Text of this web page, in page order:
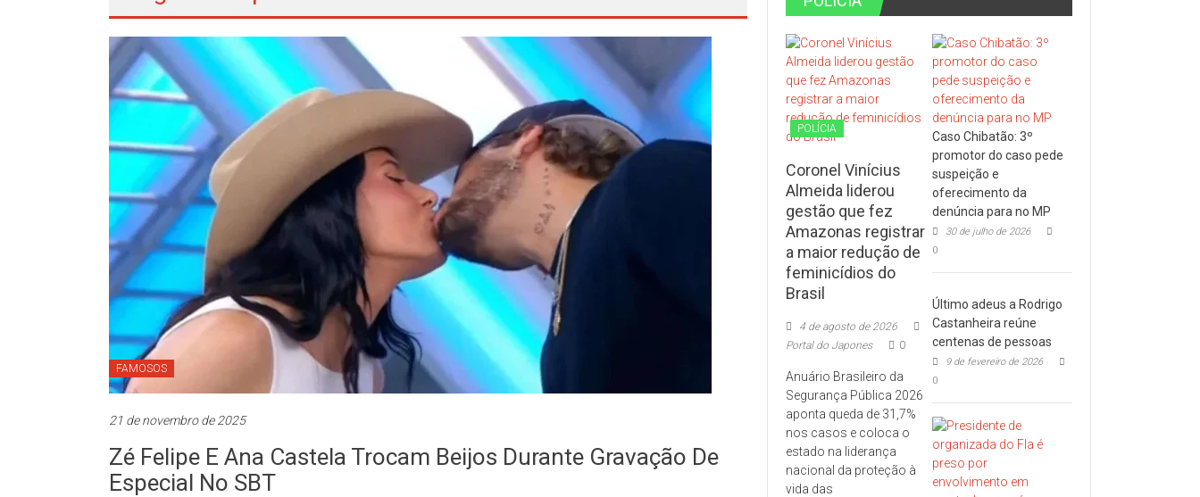
FAMOSOS
21 de novembro de 2025
Zé Felipe E Ana Castela Trocam Beijos Durante Gravação De
Especial No SBT
POLÍCIA
Coronel Vinícius
Almeida liderou
gestão que fez
Amazonas registrar
a maior redução de
feminicídios do
Brasil
4 de agosto de 2026
Portal do Japones
0
Anuário Brasileiro da
Segurança Pública 2026
aponta queda de 31,7%
nos casos e coloca o
estado na liderança
nacional da proteção à
vida das
Caso Chibatão: 3º
promotor do caso pede
suspeição e
oferecimento da
denúncia para no MP
30 de julho de 2026
0
Último adeus a Rodrigo
Castanheira reúne
centenas de pessoas
9 de fevereiro de 2026
0